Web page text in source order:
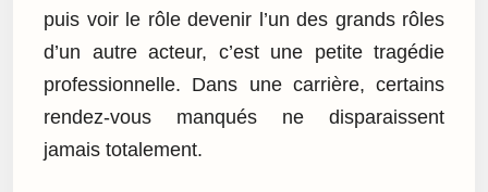
puis voir le rôle devenir l’un des grands rôles
d’un autre acteur, c’est une petite tragédie
professionnelle. Dans une carrière, certains
rendez-vous manqués ne disparaissent
jamais totalement.